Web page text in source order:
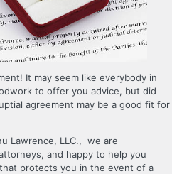
It may seem like everybody in
to offer you advice, but did
agreement may be a good fit for
Lawrence, LLC., we are
and happy to help you
protects you in the event of a